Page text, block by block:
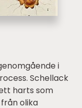
i
Schellack
harts som
från olika